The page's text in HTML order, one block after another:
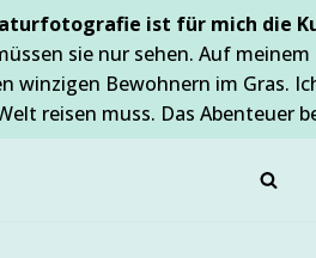
ist für mich die
sie nur sehen. Auf
winzigen Bewohnern im Gras.
reisen muss. Das Abenteuer